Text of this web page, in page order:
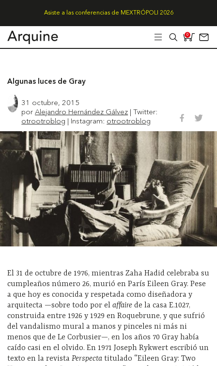
Asiste a las conferencias de MEXTRÓPOLI 2026
0
Algunas luces de Gray
31 octubre, 2015
porAlejandro Hernández Gálvez | Twitter:
otrootroblog | Instagram: otrootroblog
El 31 de octubre de 1976, mientras Zaha Hadid celebraba su
cumpleaños número 26, murió en París Eileen Gray. Pese
a que hoy es conocida y respetada como diseñadora y
arquitecta —sobre todo por el affaire de la casa E.1027,
construida entre 1926 y 1929 en Roquebrune, y que sufrió
del vandalismo mural a manos y pinceles ni más ni
menos que de Le Corbusier—, en los años 70 Gray había
caído casi en el olvido. En 1971 Joseph Rykwert escribió un
texto en la revista Perspecta titulado “Eileen Gray: Two